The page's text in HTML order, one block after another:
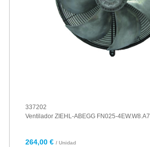
337202
Ventilador ZIEHL-ABEGG FN025-4EW.W8.A7
264,00 € / Unidad